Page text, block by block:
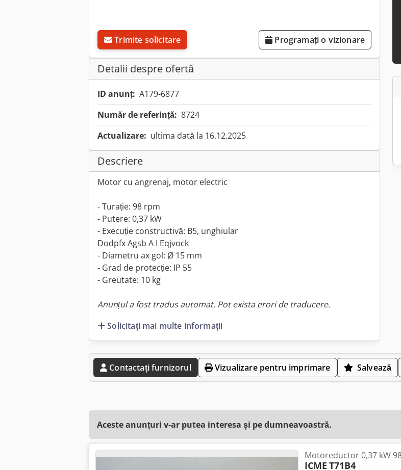
Trimite solicitare Programați o vizionare
Detalii despre ofertă
ID anunț: A179-6877
Număr de referință: 8724
Actualizare: ultima dată la 16.12.2025
Descriere
Motor cu angrenaj, motor electric
- Turație: 98 rpm
- Putere: 0,37 kW
- Execuție constructivă: B5, unghiular
Dodpfx Agsb A I Eqjvock
- Diametru ax gol: Ø 15 mm
- Grad de protecție: IP 55
- Greutate: 10 kg
Anunțul a fost tradus automat. Pot exista erori de traducere.
Solicitați mai multe informații
Contactați furnizorul Vizualizare pentru imprimare Salvează
Aceste anunțuri v-ar putea interesa și pe dumneavoastră.
Motoreductor 0,37 kW
ICME T71B4